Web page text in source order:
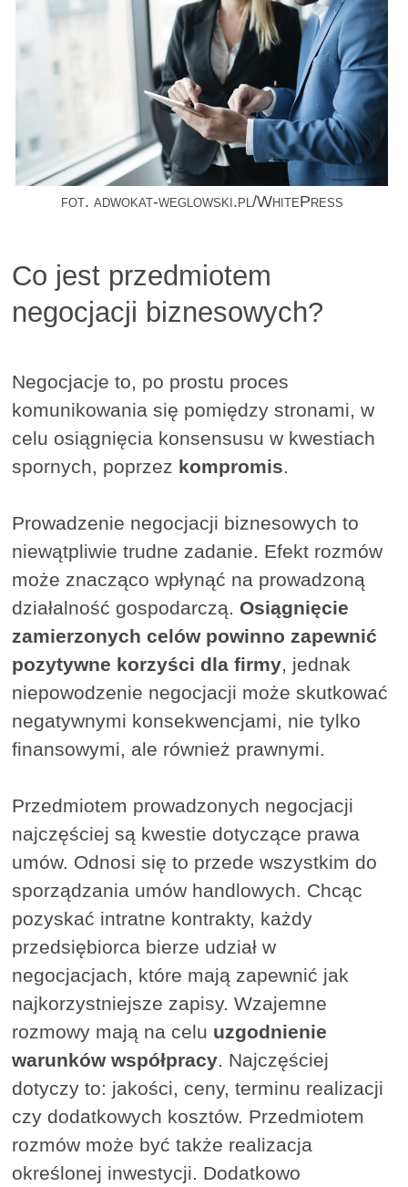
fot. adwokat-weglowski.pl/WhitePress
Co jest przedmiotem
negocjacji biznesowych?
Negocjacje to, po prostu proces
komunikowania się pomiędzy stronami, w
celu osiągnięcia konsensusu w kwestiach
spornych, poprzez kompromis
Prowadzenie negocjacji biznesowych to
niewątpliwie trudne zadanie. Efekt rozmów
może znacząco wpłynąć na prowadzoną
działalność gospodarczą. Osiągnięcie
zamierzonych celów powinno zapewnić
pozytywne korzyści dla firmy , jednak
niepowodzenie negocjacji może skutkować
negatywnymi konsekwencjami, nie tylko
finansowymi, ale również prawnymi.
Przedmiotem prowadzonych negocjacji
najczęściej są kwestie dotyczące prawa
umów. Odnosi się to przede wszystkim do
sporządzania umów handlowych. Chcąc
pozyskać intratne kontrakty, każdy
przedsiębiorca bierze udział w
negocjacjach, które mają zapewnić jak
najkorzystniejsze zapisy. Wzajemne
rozmowy mają na celu uzgodnienie
warunków współpracy . Najczęściej
dotyczy to: jakości, ceny, terminu realizacji
czy dodatkowych kosztów. Przedmiotem
rozmów może być także realizacja
określonej inwestycji. Dodatkowo